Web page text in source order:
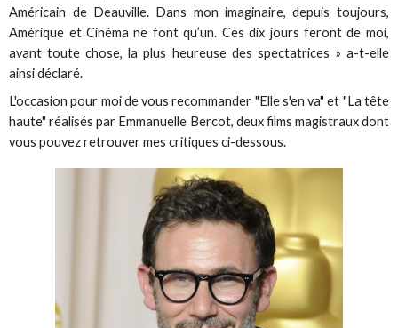
Américain de Deauville. Dans mon imaginaire, depuis toujours,
Amérique et Cinéma ne font qu’un. Ces dix jours feront de moi,
avant toute chose, la plus heureuse des spectatrices » a-t-elle
ainsi déclaré.
L'occasion pour moi de vous recommander "Elle s'en va" et "La tête
haute" réalisés par Emmanuelle Bercot, deux films magistraux dont
vous pouvez retrouver mes critiques ci-dessous.